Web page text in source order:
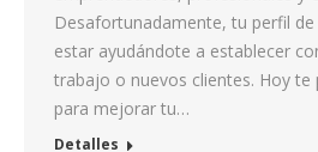
Desafortunadamente, tu perfil
estar ayudándote a establecer
trabajo o nuevos clientes. Hoy te
para mejorar tu…
Detalles